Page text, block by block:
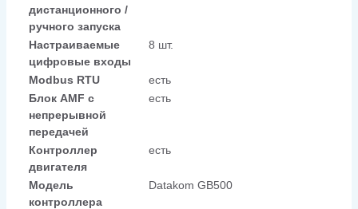
дистанционного /
ручного запуска
Настраиваемые
цифровые входы
8 шт.
Modbus RTU
есть
Блок AMF с
непрерывной
передачей
есть
Контроллер
двигателя
есть
Модель
контроллера
Datakom GB500